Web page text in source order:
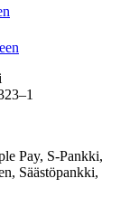
Pay, S-Pankki,
Säästöpankki,